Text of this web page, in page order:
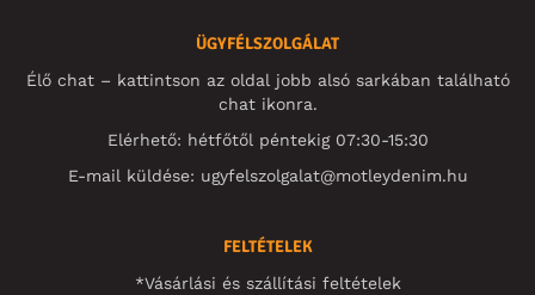
ÜGYFÉLSZOLGÁLAT
Élő chat – kattintson az oldal jobb alsó sarkában található
chat ikonra.
Elérhető: hétfőtől péntekig 07:30-15:30
E-mail küldése: ugyfelszolgalat@motleydenim.hu
FELTÉTELEK
*Vásárlási és szállítási feltételek